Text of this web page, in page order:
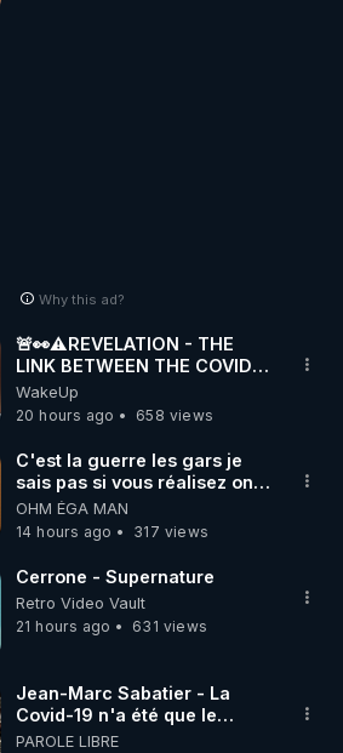
Why this ad?
🚨👀⚠️REVELATION - THE
LINK BETWEEN THE COVID
VACCINE AND CANCER -LIEN
VACCIN COVID ET CANCER
WakeUp
20 hours ago
658 views
C'est la guerre les gars je
sais pas si vous réalisez on y
est !!!
OHM ÉGA MAN
14 hours ago
317 views
Cerrone - Supernature
Retro Video Vault
21 hours ago
631 views
Jean-Marc Sabatier - La
Covid-19 n'a été que le
début - L'ARNm & l'ARNm-aa
PAROLE LIBRE